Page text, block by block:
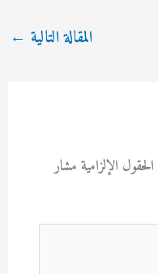
المقالة التالية ←
الحقول الإلزامية مشار